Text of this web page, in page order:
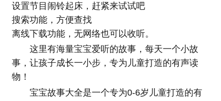
设置节目闹铃起床，赶紧来试试吧
搜索功能，方便查找
离线下载功能，无网络也可以收听。
这里有海量宝宝爱听的故事，每天一个小故
事，让孩子成长一小步，专为儿童打造的有声读
物！
宝宝故事大全是一个专为0-6岁儿童打造的有